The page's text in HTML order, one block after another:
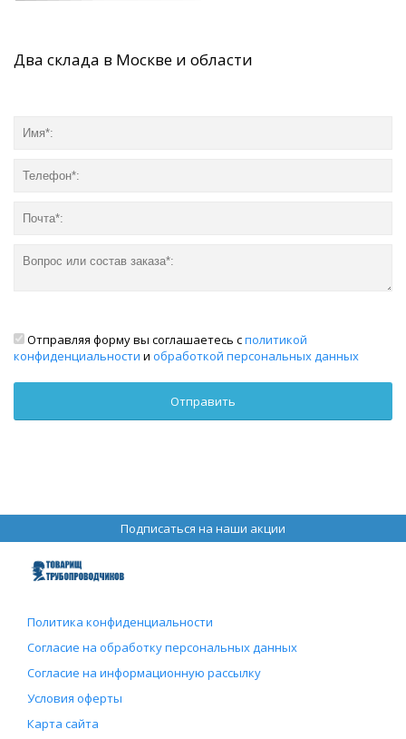
Два склада в Москве и области
Отправляя форму вы соглашаетесь сполитикой
конфиденциальности и обработкой персональных данных
Подписаться на наши акции
Политика конфиденциальности
Согласие на обработку персональных данных
Согласие на информационную рассылку
Условия оферты
Карта сайта